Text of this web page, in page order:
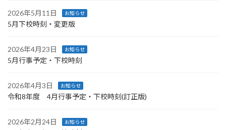
2026年5月11日 お知らせ
5月下校時刻・変更版
2026年4月23日 お知らせ
5月行事予定・下校時刻
2026年4月3日 お知らせ
令和8年度 4月行事予定・下校時刻(訂正版)
2026年2月24日 お知らせ